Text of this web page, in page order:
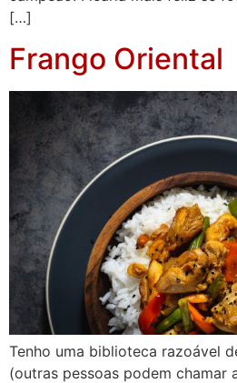
[…]
Frango Oriental
Tenho uma biblioteca razoável
(outras pessoas podem chamar